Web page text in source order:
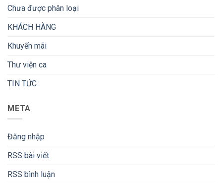
Chưa được phân loại
KHÁCH HÀNG
Khuyến mãi
Thư viện ca
TIN TỨC
META
Đăng nhập
RSS bài viết
RSS bình luận